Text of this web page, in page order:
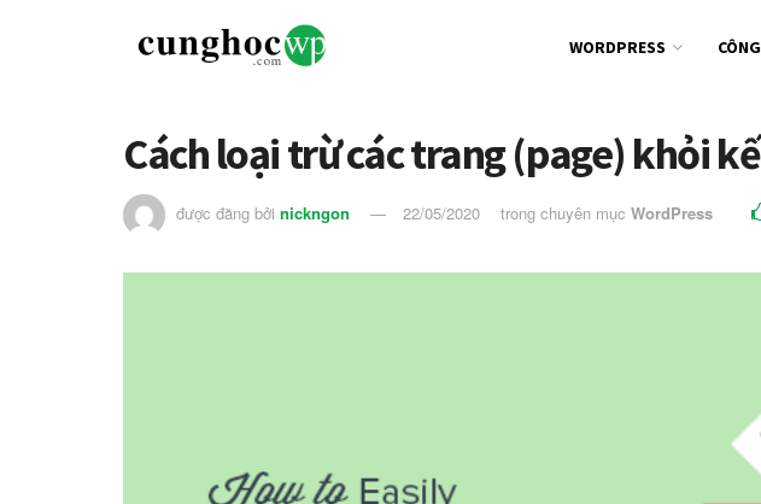
WORDPRESS
Cách loại trừ các trang (page) khỏi
được đăng bởi nickngon 22/05/2020 trong chuyên mục WordPress